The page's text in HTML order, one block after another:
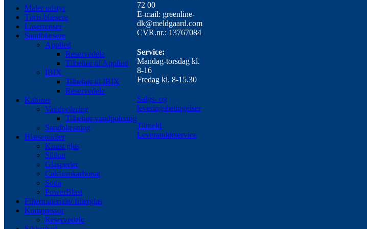
Maler udstyr
Tøris blæsere
Laserrenser
Sandblæsere
Applied
Reservedele
Tilbehør til Applied
IBIX
Tilbehør til IBIX
Reservedele
Kabiner
Vandpolering
Tilbehør vandpolering
Sandblæsning
Blæsemidler
Knust glas
Silikat
Glasperler
Calciumkarbonat
Soda
PowerBlast
Filtermateriale/ filterglas
Kompressor
Reservedele
72 00
E-mail: greenline-
dk@meldgaard.com
CVR.nr.: 13767084
Service:
Mandag-torsdag kl.
8-16
Fredag kl. 8-15.30
Salgs- og
leveringsbetingelser
Tilmeld
Leverandørservice